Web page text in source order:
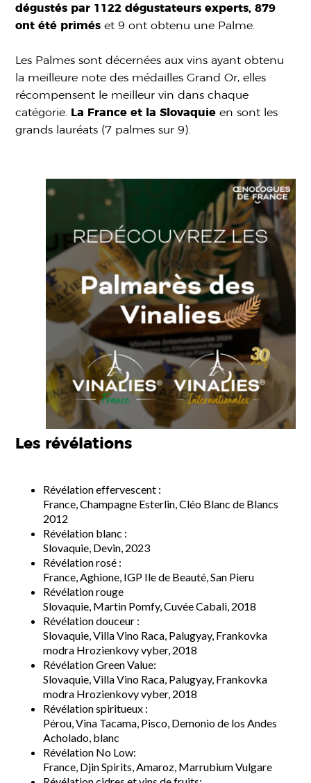
dégustés par 1122 dégustateurs experts, 879
ont été primés et 9 ont obtenu une Palme.
Les Palmes sont décernées aux vins ayant obtenu
la meilleure note des médailles Grand Or, elles
récompensent le meilleur vin dans chaque
catégorie. La France et la Slovaquie en sont les
grands lauréats (7 palmes sur 9).
Les révélations
Révélation effervescent :
France, Champagne Esterlin, Cléo Blanc de Blancs
2012
Révélation blanc :
Slovaquie, Devin, 2023
Révélation rosé :
France, Aghione, IGP Ile de Beauté, San Pieru
Révélation rouge
Slovaquie, Martin Pomfy, Cuvée Cabali, 2018
Révélation douceur :
Slovaquie, Villa Vino Raca, Palugyay, Frankovka
modra Hrozienkovy vyber, 2018
Révélation Green Value:
Slovaquie, Villa Vino Raca, Palugyay, Frankovka
modra Hrozienkovy vyber, 2018
Révélation spiritueux :
Pérou, Vina Tacama, Pisco, Demonio de los Andes
Acholado, blanc
Révélation No Low:
France, Djin Spirits, Amaroz, Marrubium Vulgare